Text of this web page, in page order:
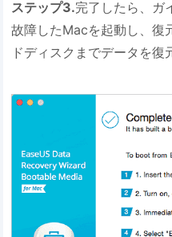
ステップ3.完了したら、ガ
故障したMacを起動し、復
ドディスクまでデータを復